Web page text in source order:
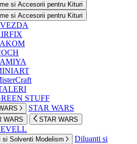
si Accesorii pentru Kituri
si Accesorii pentru Kituri
STUFF
STAR WARS
WARS STAR WARS
si Solventi Modelism
Diluanti si